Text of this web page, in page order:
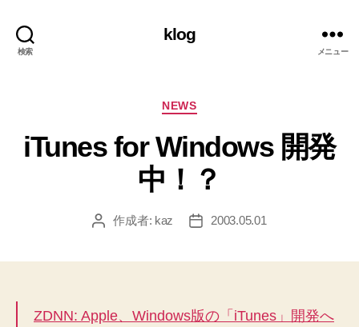
検索
klog
メニュー
カ
ゴ
リ
ー
NEWS
iTunes for Windows 開発
中！？
投
作成者: kaz
投
2003.05.01
ZDNN: Apple、Windows版の「iTunes」開発へ